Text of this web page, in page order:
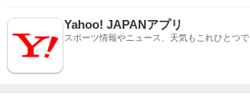
Yahoo! JAPANアプリ
スポーツ情報やニュース、天気もこれひとつで